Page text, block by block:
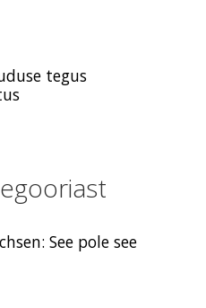
tegus
See pole see